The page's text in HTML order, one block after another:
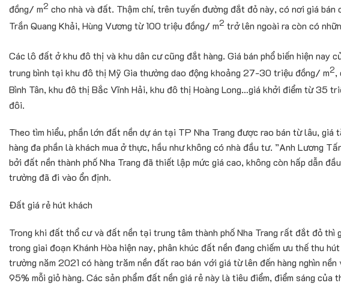
đồng/ m2 cho nhà và đất. Thậm chí, trên tuyến đường đắt đỏ này, có nơi giá
Trần Quang Khải, Hùng Vương từ 100 triệu đồng/ m2 trở lên ngoài ra còn có
Các lô đất ở khu đô thị và khu dân cư cũng đắt hàng. Giá bán phổ biến hiện nay
trung bình tại khu đô thị Mỹ Gia thường dao động khoảng 27-30 triệu đồng/ m2,
Bình Tân, khu đô thị Bắc Vĩnh Hải, khu đô thị Hoàng Long…giá khởi điểm từ 35
đôi.
Theo tìm hiểu, phần lớn đất nền dự án tại TP Nha Trang được rao bán từ lâu,
hàng đa phần là khách mua ở thực, hầu như không có nhà đầu tư. ”Anh Lương
bởi đất nền thành phố Nha Trang đã thiết lập mức giá cao, không còn hấp dẫn
trường đã đi vào ổn định.
Đất giá rẻ hút khách
Trong khi đất thổ cư và đất nền tại trung tâm thành phố Nha Trang rất đắt đỏ
trong giai đoạn Khánh Hòa hiện nay, phân khúc đất nền đang chiếm ưu thế thu
trường năm 2021 có hàng trăm nền đất rao bán với giá từ lên đến hàng nghìn
95% mỗi giỏ hàng. Các sản phẩm đất nền giá rẻ này là tiêu điểm, điểm sáng của